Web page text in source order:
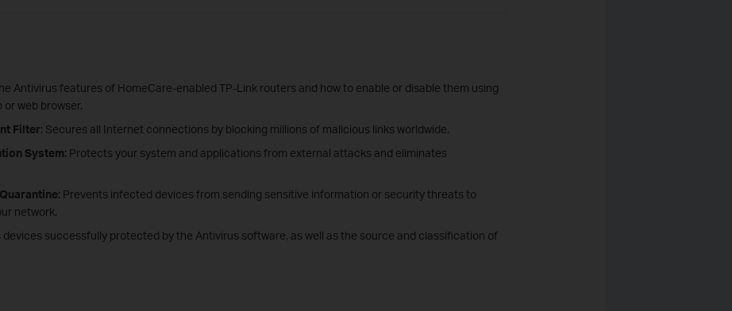
Antivirus features of HomeCare-enabled TP-Link routers and how to enable or disable them using
or web browser.
Filter: Secures all Internet connections by blocking millions of malicious links worldwide.
System: Protects your system and applications from external attacks and eliminates
: Prevents infected devices from sending sensitive information or security threats to
network.
devices successfully protected by the Antivirus software, as well as the source and classification of